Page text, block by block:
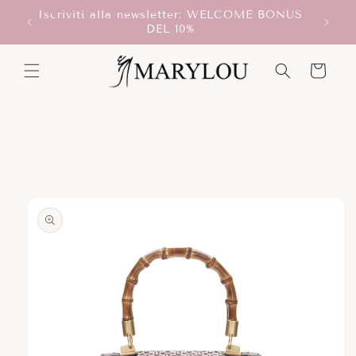
direttamente
Iscriviti alla newsletter: WELCOME BONUS
DEL 10%
Carrello